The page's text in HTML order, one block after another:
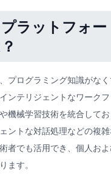
ラットフォー
プログラミング知識がな
ンテリジェントなワーク
機械学習技術を統合してお
ントな対話処理などの複
者でも活用でき、個人お
ます。